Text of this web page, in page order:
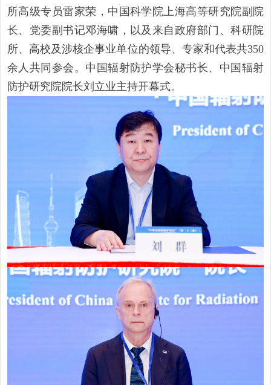
所高级专员雷家荣，中国科学院上海高等研究院副院
长、党委副书记邓海啸，以及来自政府部门、科研院
所、高校及涉核企事业单位的领导、专家和代表共350
余人共同参会。中国辐射防护学会秘书长、中国辐射
防护研究院院长刘立业主持开幕式。